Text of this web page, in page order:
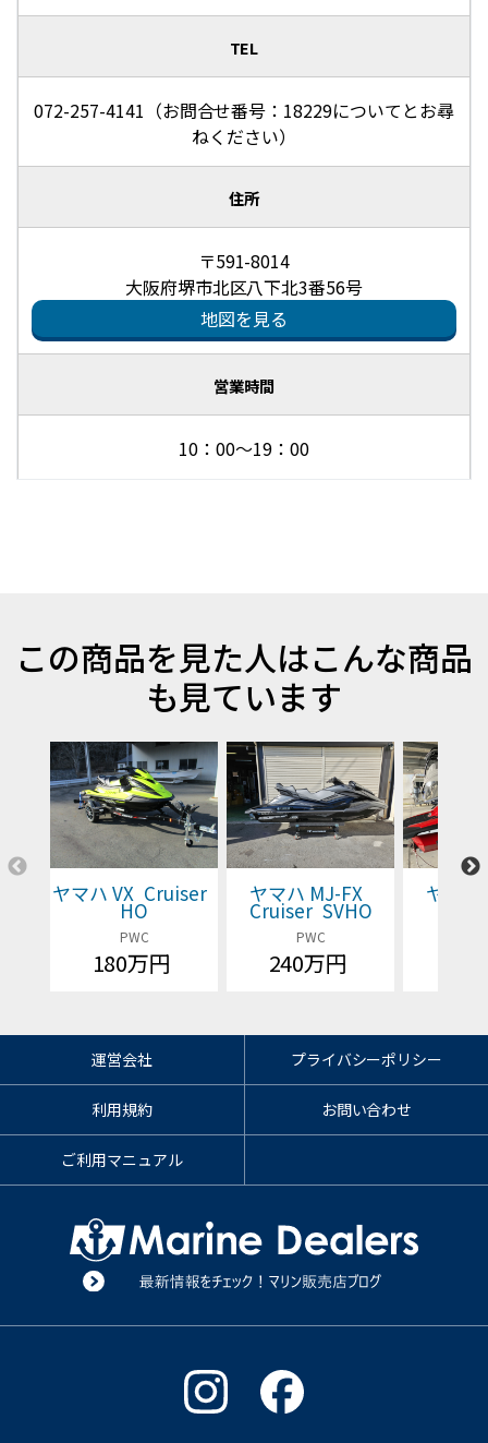
TEL
072-257-4141（お問合せ番号：18229についてとお尋
ねください）
住所
〒591-8014
大阪府堺市北区八下北3番56号
地図を見る
営業時間
10：00～19：00
この商品を見た人はこんな商品
も見ています
ヤマハ VX Cruiser
HO
PWC
180万円
ヤマハ MJ-FX
Cruiser SVHO
PWC
240万円
ヤマ
運営会社 プライバシーポリシー
利用規約 お問い合わせ
ご利用マニュアル